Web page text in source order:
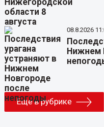
08.8.2026
Нижнем
Еще в рубрике